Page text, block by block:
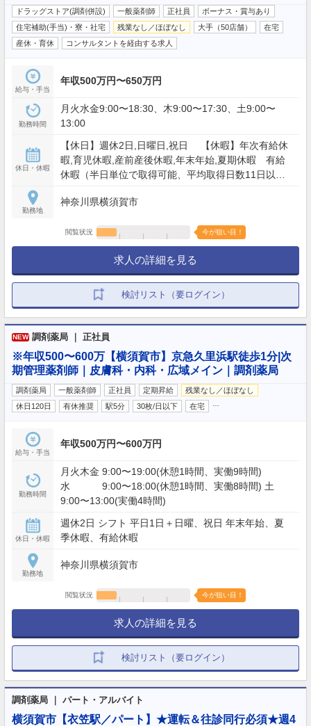
ドラッグストア(調剤併設) 一般薬剤師 正社員
ボーナス・賞与あり
住宅補助(手当)・寮・社宅
残業なし／ほぼなし 大手（50店舗）
在宅
産休・育休
コンサルタントを経由する求人
給与・手当
年収500万円〜650万円
勤務時間
月火水金9:00〜18:30、木9:00〜17:30、土9:00〜
13:00
休日・休暇
【休日】週休2日,日曜日,祝日 【休暇】年次有給休
暇,育児休暇,産前産後休暇,年末年始,夏期休暇 有給
休暇（半日単位で取得可能、平均取得日数11日以
上、取得率154%） 【年間休日】117日
勤務地
神奈川県横須賀市
閲覧状況 今が狙い目！
求人の詳細を見る
検討リスト（要ログイン）
NEW 調剤薬局 ｜ 正社員
※年収500〜600万【横須賀市】京急久里浜駅徒歩1分|次
期管理薬剤師｜皮膚科・内科・広域メイン｜調剤薬局
調剤薬局 一般薬剤師 正社員 定期昇給
残業なし／ほぼなし
休日120日
有休推奨 駅5分 30枚/日以下 在宅
給与・手当
年収500万円〜600万円
勤務時間
月火木金 9:00〜19:00(休憩1時間、実働9時間)
水 9:00〜18:00(休憩1時間、実働8時間) 土
9:00〜13:00(実働4時間)
休日・休暇
週休2日 シフト 平日1日＋日曜、祝日 年末年始、夏
季休暇、有給休暇
勤務地
神奈川県横須賀市
閲覧状況 今が狙い目！
求人の詳細を見る
検討リスト（要ログイン）
調剤薬局 ｜ パート・アルバイト
横須賀市【衣笠駅／パート】★運転＆往診同行必須★週4